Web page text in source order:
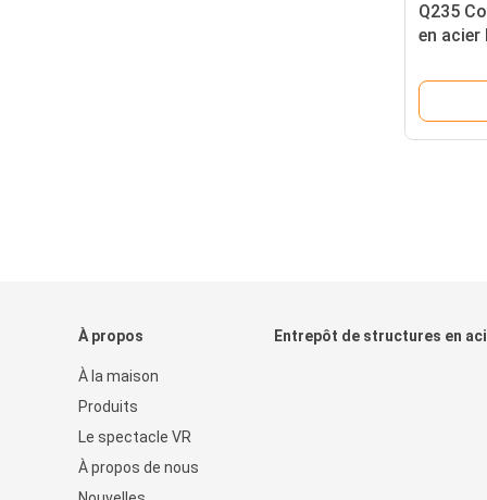
Q235
en acier
À propos
À la maison
Produits
Le spectacle VR
À propos de nous
Entrepôt de structures en